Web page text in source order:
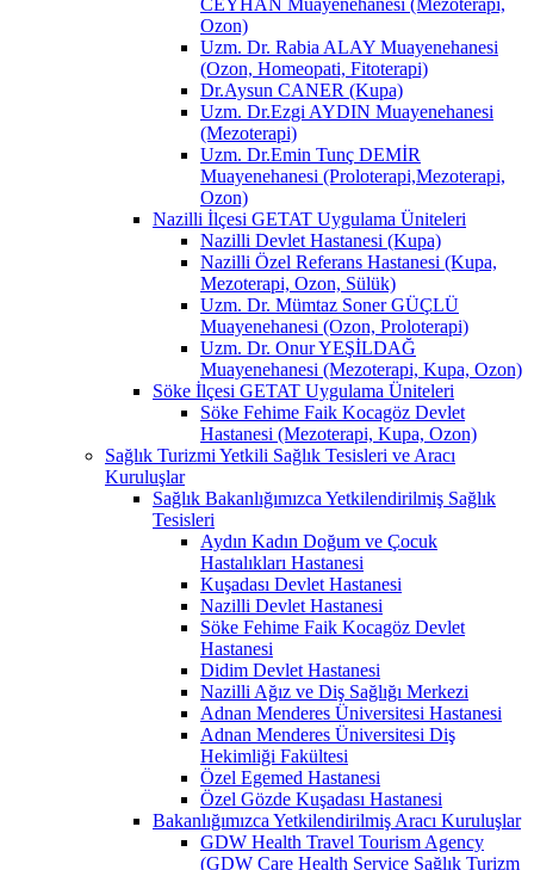
Ozon)
Uzm. Dr. Rabia ALAY Muayenehanesi
(Ozon, Homeopati, Fitoterapi)
Dr.Aysun CANER (Kupa)
Uzm. Dr.Ezgi AYDIN Muayenehanesi
(Mezoterapi)
Uzm. Dr.Emin Tunç DEMİR
Muayenehanesi (Proloterapi,Mezoterapi,
Ozon)
Nazilli İlçesi GETAT Uygulama Üniteleri
Nazilli Devlet Hastanesi (Kupa)
Nazilli Özel Referans Hastanesi (Kupa,
Mezoterapi, Ozon, Sülük)
Uzm. Dr. Mümtaz Soner GÜÇLÜ
Muayenehanesi (Ozon, Proloterapi)
Uzm. Dr. Onur YEŞİLDAĞ
Muayenehanesi (Mezoterapi, Kupa, Ozon)
Söke İlçesi GETAT Uygulama Üniteleri
Söke Fehime Faik Kocagöz Devlet
Hastanesi (Mezoterapi, Kupa, Ozon)
Sağlık Turizmi Yetkili Sağlık Tesisleri ve Aracı
Kuruluşlar
Sağlık Bakanlığımızca Yetkilendirilmiş Sağlık
Tesisleri
Aydın Kadın Doğum ve Çocuk
Hastalıkları Hastanesi
Kuşadası Devlet Hastanesi
Nazilli Devlet Hastanesi
Söke Fehime Faik Kocagöz Devlet
Hastanesi
Didim Devlet Hastanesi
Nazilli Ağız ve Diş Sağlığı Merkezi
Adnan Menderes Üniversitesi Hastanesi
Adnan Menderes Üniversitesi Diş
Hekimliği Fakültesi
Özel Egemed Hastanesi
Özel Gözde Kuşadası Hastanesi
Bakanlığımızca Yetkilendirilmiş Aracı Kuruluşlar
GDW Health Travel Tourism Agency
(GDW Care Health Service Sağlık Turizm